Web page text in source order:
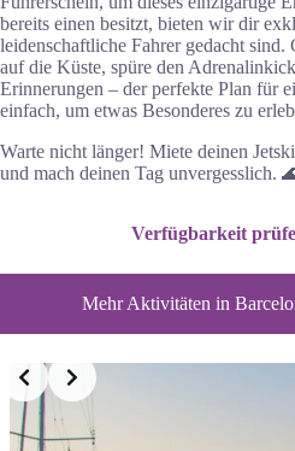
bereits einen besitzt, bieten wir dir
leidenschaftliche Fahrer gedacht sind.
auf die Küste, spüre den
Erinnerungen – der perfekte Plan für
einfach, um etwas Besonderes zu
Warte nicht länger! Miete deinen
und mach deinen Tag unvergesslich.
Verfügbarkeit
Mehr Aktivitäten in
Slide 2 of 3